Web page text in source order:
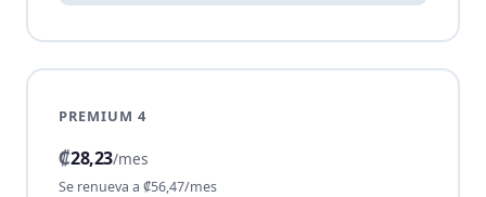
PREMIUM 4
₡28,23/mes
Se renueva a ₡56,47/mes